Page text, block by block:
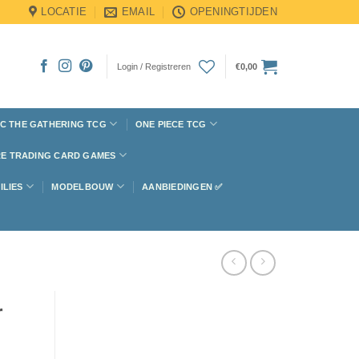
LOCATIE EMAIL OPENINGTIJDEN
Login / Registreren €0,00
THE GATHERING TCG ONE PIECE TCG
TRADING CARD GAMES
MODELBOUW AANBIEDINGEN ✅